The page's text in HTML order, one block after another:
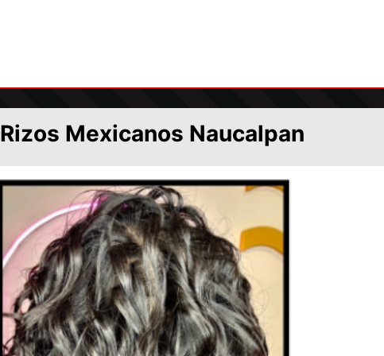
Rizos Mexicanos Naucalpan